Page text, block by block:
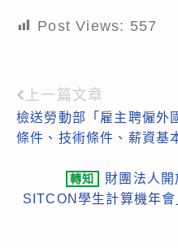
Post Views: 557
Read
more
上一篇文章
檢送勞動部「雇主聘僱外
條件、技術條件、薪資基
轉知
財團法人
SITCON學生計算機年